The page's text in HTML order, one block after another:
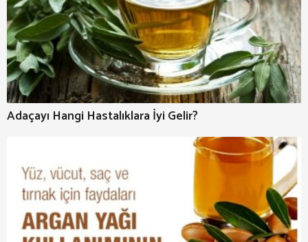
Adaçayı Hangi Hastalıklara İyi Gelir?